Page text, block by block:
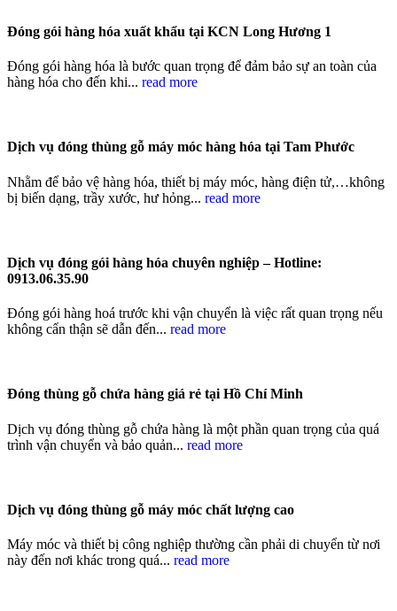
Đóng gói hàng hóa xuất khẩu tại KCN Long Hương 1
Đóng gói hàng hóa là bước quan trọng để đảm bảo sự an toàn của
hàng hóa cho đến khi... read more
Dịch vụ đóng thùng gỗ máy móc hàng hóa tại Tam Phước
Nhằm để bảo vệ hàng hóa, thiết bị máy móc, hàng điện tử,…không
bị biến dạng, trầy xước, hư hỏng... read more
Dịch vụ đóng gói hàng hóa chuyên nghiệp – Hotline:
0913.06.35.90
Đóng gói hàng hoá trước khi vận chuyển là việc rất quan trọng nếu
không cẩn thận sẽ dẫn đến... read more
Đóng thùng gỗ chứa hàng giá rẻ tại Hồ Chí Minh
Dịch vụ đóng thùng gỗ chứa hàng là một phần quan trọng của quá
trình vận chuyển và bảo quản... read more
Dịch vụ đóng thùng gỗ máy móc chất lượng cao
Máy móc và thiết bị công nghiệp thường cần phải di chuyển từ nơi
này đến nơi khác trong quá... read more